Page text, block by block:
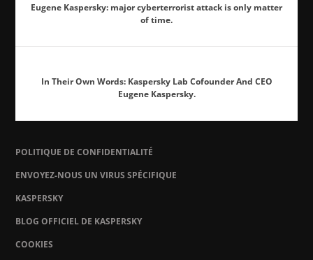
Eugene Kaspersky: major cyberterrorist attack is only matter
of time.
In Their Own Words: Kaspersky Lab Cofounder And CEO
Eugene Kaspersky.
POLITIQUE DE CONFIDENTIALITÉ
ENVOYEZ-NOUS UN VIRUS SPÉCIFIQUE
KASPERSKY
BLOG OFFICIEL DE KASPERSKY
COOKIES